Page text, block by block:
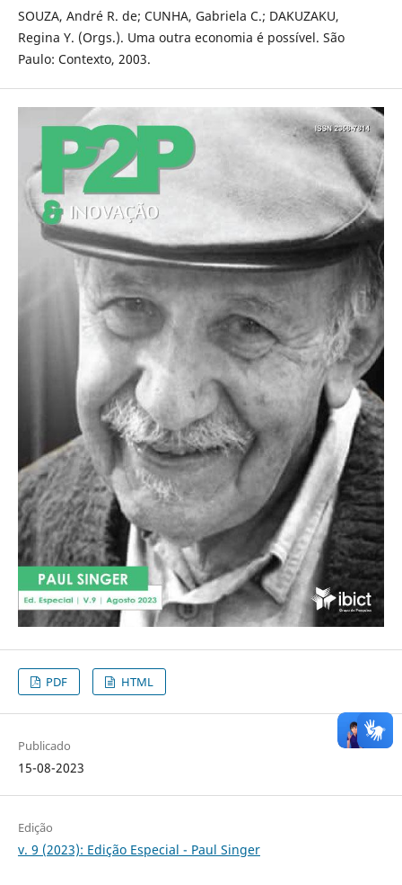
SOUZA, André R. de; CUNHA, Gabriela C.; DAKUZAKU,
Regina Y. (Orgs.). Uma outra economia é possível. São
Paulo: Contexto, 2003.
PDF HTML
Publicado
15-08-2023
Edição
v. 9 (2023): Edição Especial - Paul Singer